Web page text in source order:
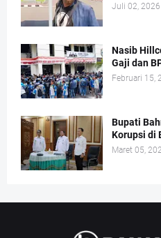
Juli 02, 2026
Nasib
Gaji dan
Februari 15,
Bupati
Korupsi di
Maret 05,